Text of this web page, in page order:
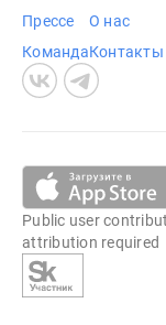
Прессе
Команда
О нас
Контакты
Public user
attribution required